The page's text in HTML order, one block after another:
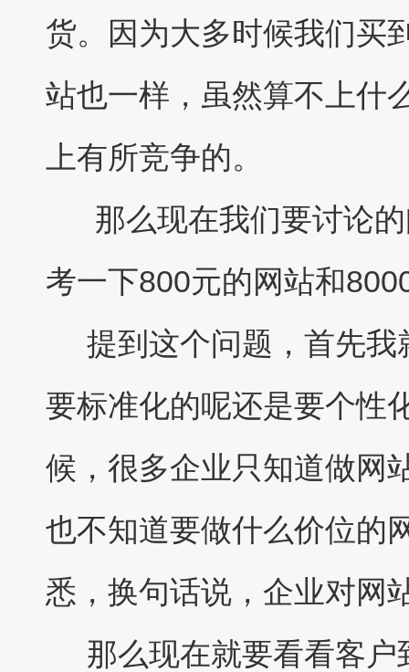
货。因为大多时候我们买
站也一样，虽然算不上什
上有所竞争的。
那么现在我们要讨论的
考一下800元的网站和
提到这个问题，首先我
要标准化的呢还是要个性
候，很多企业只知道做网
也不知道要做什么价位的
悉，换句话说，企业对网
那么现在就要看看客户